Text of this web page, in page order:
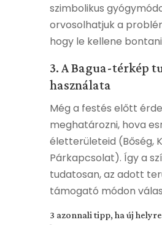
szimbolikus
orvosolhatjuk a
hogy le kellene
3. A Bagua-térkép
használata
Még a festés előtt
meghatározni, hova
életterületeid (Bőség,
Párkapcsolat). Így a
tudatosan, az adott
támogató módon
3 azonnali tipp, ha új